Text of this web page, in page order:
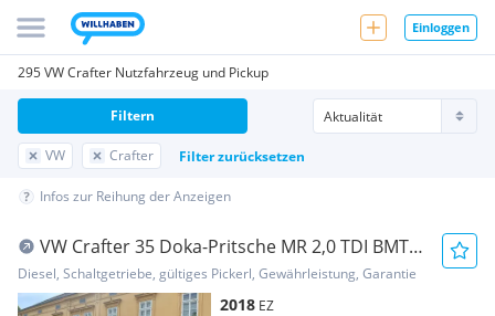
Einloggen
295 VW Crafter Nutzfahrzeug und Pickup
VW Crafter Filter zurücksetzen
Filtern
Infos zur Reihung der Anzeigen
VW Crafter 35 Doka-Pritsche MR 2,0 TDI BMT
Pritsche
Diesel, Schaltgetriebe, gültiges Pickerl, Gewährleistung, Garantie
2018 EZ